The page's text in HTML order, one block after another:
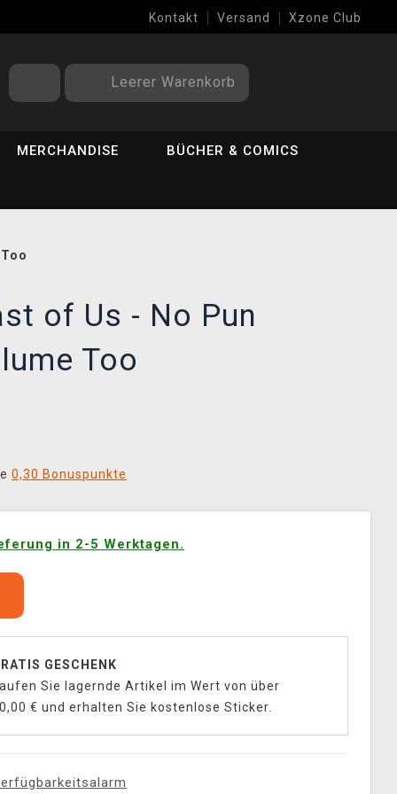
Kontakt Versand Xzone Club
Leerer Warenkorb
MERCHANDISE BÜCHER & COMICS
of Us - No Pun
Too
0,30 Bonuspunkte
in 2-5 Werktagen.
GESCHENK
Sie lagernde Artikel im Wert von über
€ und erhalten Sie kostenlose Sticker.